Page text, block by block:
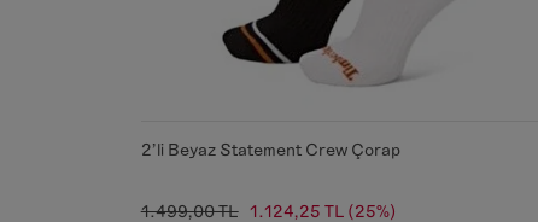
2'li Beyaz Statement Crew Çorap
1.499,00 TL 1.124,25 TL (25%)